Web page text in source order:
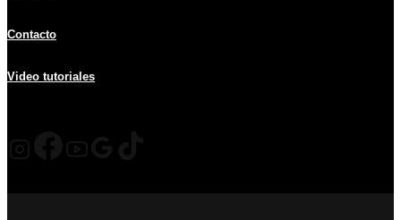
Contacto
Video tutoriales